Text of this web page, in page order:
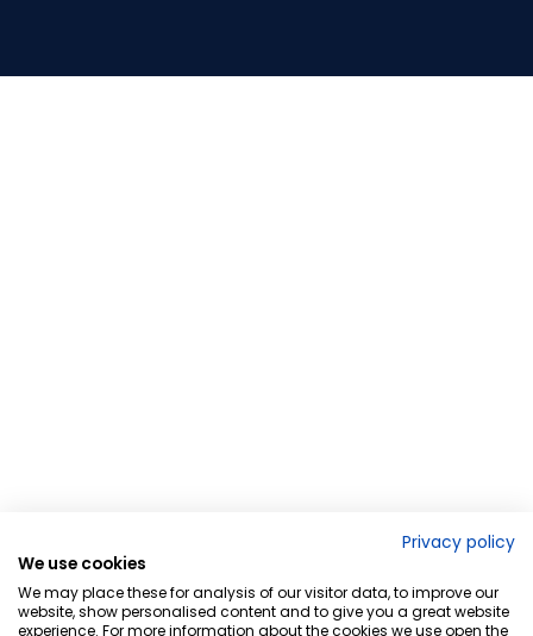
Privacy policy
We use cookies
We may place these for analysis of our visitor data, to improve our
website, show personalised content and to give you a great website
experience. For more information about the cookies we use open the